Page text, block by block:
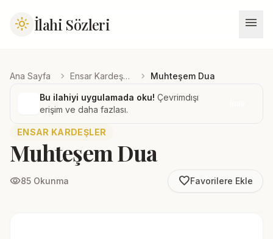
light_mode İlahi Sözleri menu
Ana Sayfa chevron_right Ensar Kardeşler chevron_right Muhteşem Dua
Bu ilahiyi uygulamada oku! Çevrimdışı
erişim ve daha fazlası.
ENSAR KARDEŞLER
Muhteşem Dua
visibility85 Okunma favorite_borderFavorilere Ekle